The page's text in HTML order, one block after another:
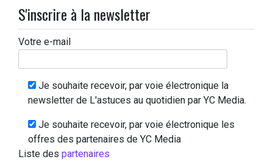
S'inscrire à la newsletter
Votre e-mail
Je souhaite recevoir, par voie électronique la
newsletter de L'astuces au quotidien par YC Media.
Je souhaite recevoir, par voie électronique les
offres des partenaires de YC Media
Liste des partenaires